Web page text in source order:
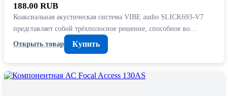
188.00 RUB
Коаксиальная акустическая система VIBE audio SLICK693-V7
представляет собой трёхполосное решение, способное во…
Открыть товар
Купить